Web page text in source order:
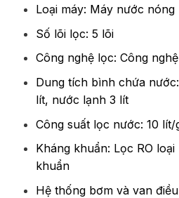
Loại máy: Máy nước nóng
Số lõi lọc: 5 lõi
Công nghệ lọc: Công
Dung tích bình chứa
lít, nước lạnh 3 lít
Công suất lọc nước: 10 lít/
Kháng khuẩn: Lọc RO
khuẩn
Hệ thống bơm và van